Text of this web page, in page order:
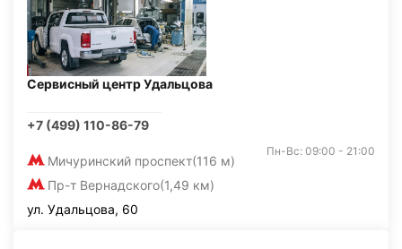
Сервисный центр Удальцова
+7 (499) 110-86-79
Мичуринский проспект(116 м)
Пр-т Вернадского(1,49 км)
Пн-Вс: 09:00 - 21:00
ул. Удальцова, 60